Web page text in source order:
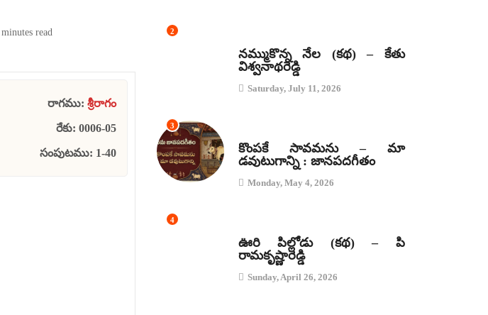
read
రాగము: శ్రీరాగం
రేకు: 0006-05
సంపుటము: 1-40
2
నమ్ముకొన్న నేల (కథ) – కేతు
విశ్వనాథరెడ్డి
Saturday, July 11, 2026
3
కొంపకే సావమను – మా
డవుటుగాన్ని : జానపదగీతం
Monday, May 4, 2026
4
ఊరి పిల్లోడు (కథ) – పి
రామకృష్ణారెడ్డి
Sunday, April 26, 2026